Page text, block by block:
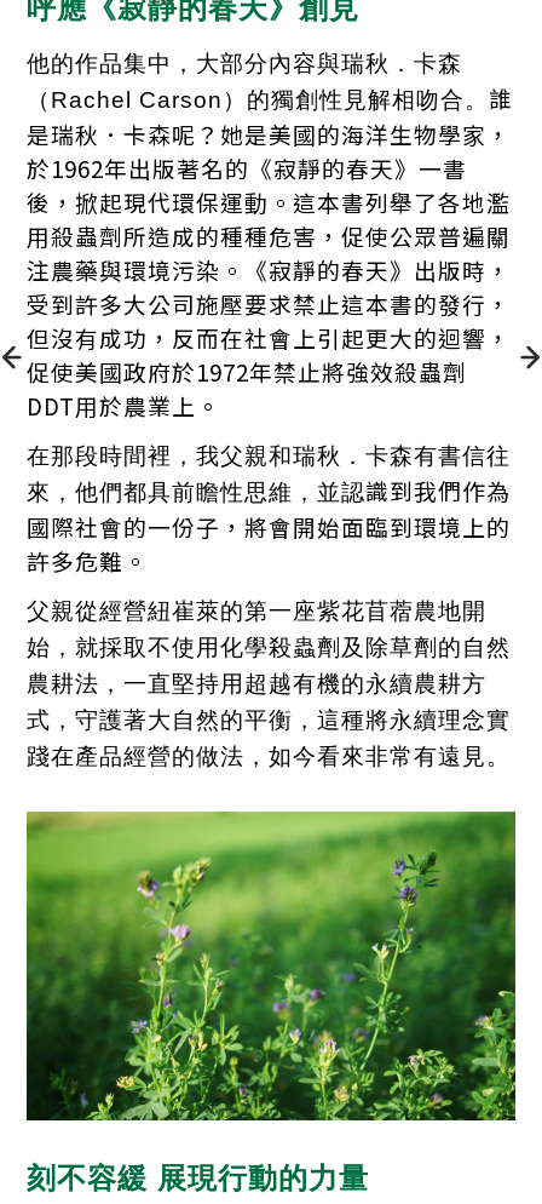
呼應《寂靜的春天》創見
他的作品集中，大部分內容與瑞秋．卡森
（Rachel Carson）的獨創性見解相吻合。 誰
是瑞秋．卡森呢？她是美國的海洋生物學家，
於1962年出版著名的《寂靜的春天》一書
後，掀起現代環保運動。這本書列舉了各地濫
用殺蟲劑所造成的種種危害，促使公眾普遍關
注農藥與環境污染。《寂靜的春天》出版時，
受到許多大公司施壓要求禁止這本書的發行，
但沒有成功，反而在社會上引起更大的迴響，
促使美國政府於1972年禁止將強效殺蟲劑
DDT用於農業上。
在那段時間裡，我父親和瑞秋．卡森有書信往
來，他們都具前瞻性思維，並認識到我們作為
國際社會的一份子，將會開始面臨到環境上的
許多危難。
父親從經營紐崔萊的第一座紫花苜蓿農地開
始，就採取不使用化學殺蟲劑及除草劑的自然
農耕法，一直堅持用超越有機的永續農耕方
式，守護著大自然的平衡，這種將永續理念實
踐在產品經營的做法，如今看來非常有遠見。
刻不容緩 展現行動的力量